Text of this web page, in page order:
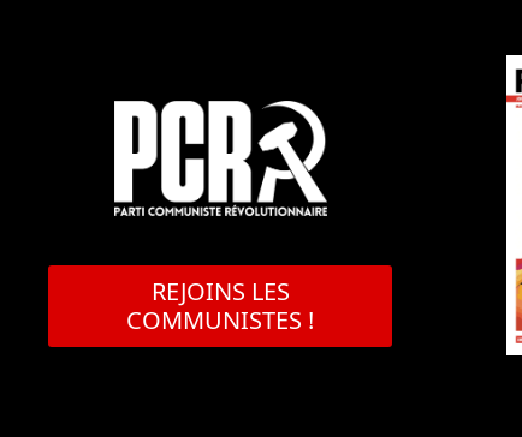
REJOINS LES
COMMUNISTES !